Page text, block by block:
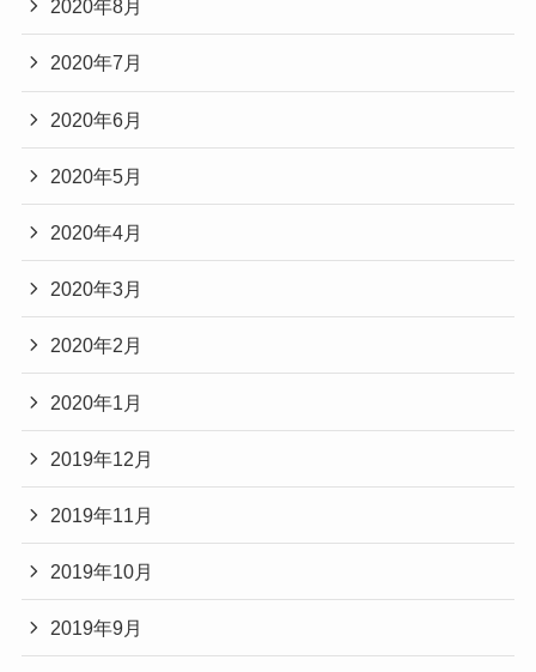
2020年8月
2020年7月
2020年6月
2020年5月
2020年4月
2020年3月
2020年2月
2020年1月
2019年12月
2019年11月
2019年10月
2019年9月